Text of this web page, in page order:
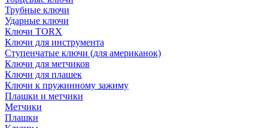
Трубные ключи
Ударные ключи
Ключи TORX
Ключи для инструмента
Ступенчатые ключи (для американок)
Ключи для метчиков
Ключи для плашек
Ключи к пружинному зажиму
Плашки и метчики
Метчики
Плашки